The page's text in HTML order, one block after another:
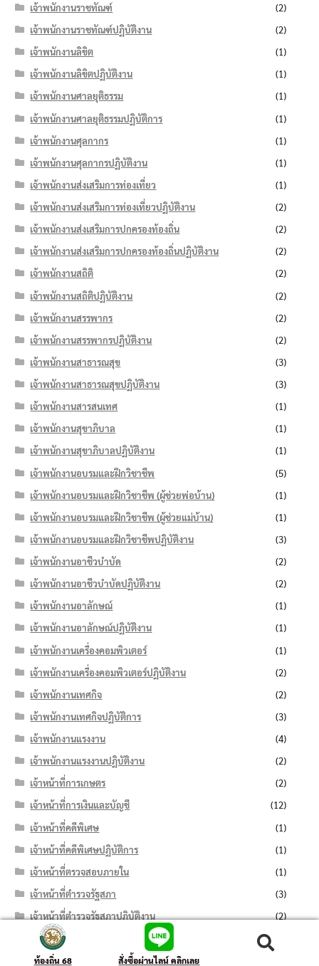
เจ้าพนักงานราชทัณฑ์
(2)
เจ้าพนักงานราชทัณฑ์ปฏิบัติงาน
(2)
เจ้าพนักงานลิขิต
(1)
เจ้าพนักงานลิขิตปฏิบัติงาน
(1)
เจ้าพนักงานศาลยุติธรรม
(1)
เจ้าพนักงานศาลยุติธรรมปฏิบัติการ
(1)
เจ้าพนักงานศุลกากร
(1)
เจ้าพนักงานศุลกากรปฏิบัติงาน
(1)
เจ้าพนักงานส่งเสริมการท่องเที่ยว
(1)
เจ้าพนักงานส่งเสริมการท่องเที่ยวปฏิบัติงาน
(2)
เจ้าพนักงานส่งเสริมการปกครองท้องถิ่น
(2)
เจ้าพนักงานส่งเสริมการปกครองท้องถิ่นปฏิบัติงาน
(2)
เจ้าพนักงานสถิติ
(2)
เจ้าพนักงานสถิติปฏิบัติงาน
(2)
เจ้าพนักงานสรรพากร
(2)
เจ้าพนักงานสรรพากรปฏิบัติงาน
(2)
เจ้าพนักงานสาธารณสุข
(3)
เจ้าพนักงานสาธารณสุขปฏิบัติงาน
(3)
เจ้าพนักงานสารสนเทศ
(1)
เจ้าพนักงานสุขาภิบาล
(1)
เจ้าพนักงานสุขาภิบาลปฏิบัติงาน
(1)
เจ้าพนักงานอบรมและฝึกวิชาชีพ
(5)
เจ้าพนักงานอบรมและฝึกวิชาชีพ (ผู้ช่วยพ่อบ้าน)
(1)
เจ้าพนักงานอบรมและฝึกวิชาชีพ (ผู้ช่วยแม่บ้าน)
(1)
เจ้าพนักงานอบรมและฝึกวิชาชีพปฏิบัติงาน
(3)
เจ้าพนักงานอาชีวบำบัด
(2)
เจ้าพนักงานอาชีวบำบัดปฏิบัติงาน
(2)
เจ้าพนักงานอาลักษณ์
(1)
เจ้าพนักงานอาลักษณ์ปฏิบัติงาน
(1)
เจ้าพนักงานเครื่องคอมพิวเตอร์
(1)
เจ้าพนักงานเครื่องคอมพิวเตอร์ปฏิบัติงาน
(2)
เจ้าพนักงานเทศกิจ
(2)
เจ้าพนักงานเทศกิจปฏิบัติการ
(3)
เจ้าพนักงานแรงงาน
(4)
เจ้าพนักงานแรงงานปฏิบัติงาน
(2)
เจ้าหน้าที่การเกษตร
(2)
เจ้าหน้าที่การเงินและบัญชี
(12)
เจ้าหน้าที่คดีพิเศษ
(1)
เจ้าหน้าที่คดีพิเศษปฏิบัติการ
(1)
เจ้าหน้าที่ตรวจสอบภายใน
(1)
เจ้าหน้าที่ตำรวจรัฐสภา
(3)
เจ้าหน้าที่ตำรวจรัฐสภาปฏิบัติงาน
(2)
เจ้าหน้าที่ธุรการ
(13)
เจ้าหน้าที่บริหารงานทั่วไป
ท้องถิ่น 68 สั่งซื้อผ่านไลน์ คลิกเลย